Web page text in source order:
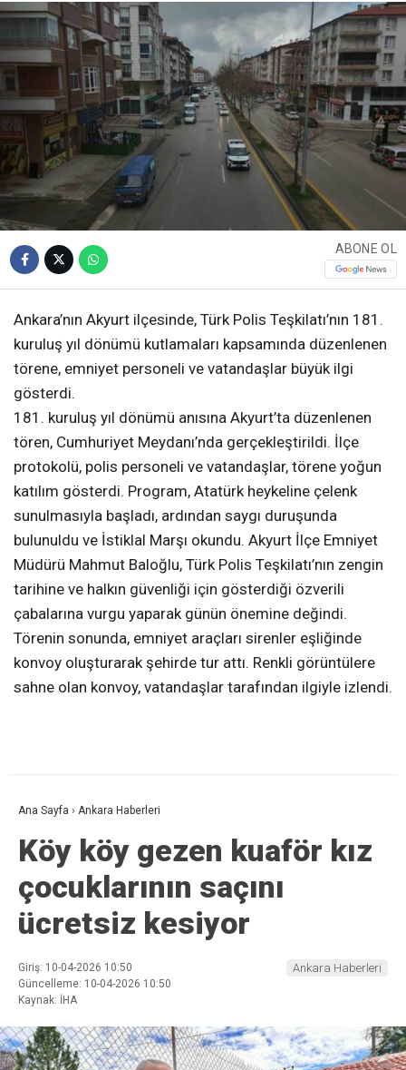
ABONE OL
Ankara’nın Akyurt ilçesinde, Türk Polis Teşkilatı’nın 181.
kuruluş yıl dönümü kutlamaları kapsamında düzenlenen
törene, emniyet personeli ve vatandaşlar büyük ilgi
gösterdi.
181. kuruluş yıl dönümü anısına Akyurt’ta düzenlenen
tören, Cumhuriyet Meydanı’nda gerçekleştirildi. İlçe
protokolü, polis personeli ve vatandaşlar, törene yoğun
katılım gösterdi. Program, Atatürk heykeline çelenk
sunulmasıyla başladı, ardından saygı duruşunda
bulunuldu ve İstiklal Marşı okundu. Akyurt İlçe Emniyet
Müdürü Mahmut Baloğlu, Türk Polis Teşkilatı’nın zengin
tarihine ve halkın güvenliği için gösterdiği özverili
çabalarına vurgu yaparak günün önemine değindi.
Törenin sonunda, emniyet araçları sirenler eşliğinde
konvoy oluşturarak şehirde tur attı. Renkli görüntülere
sahne olan konvoy, vatandaşlar tarafından ilgiyle izlendi.
Ana Sayfa › Ankara Haberleri
Köy köy gezen kuaför kız
çocuklarının saçını
ücretsiz kesiyor
Giriş: 10-04-2026 10:50
Güncelleme: 10-04-2026 10:50
Kaynak: İHA
Ankara Haberleri